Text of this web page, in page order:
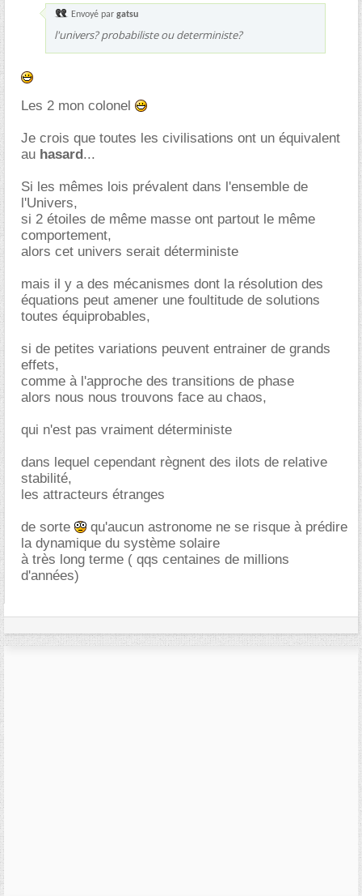
Envoyé par gatsu
l'univers? probabiliste ou deterministe?
Les 2 mon colonel
Je crois que toutes les civilisations ont un équivalent
au hasard...
Si les mêmes lois prévalent dans l'ensemble de
l'Univers,
si 2 étoiles de même masse ont partout le même
comportement,
alors cet univers serait déterministe
mais il y a des mécanismes dont la résolution des
équations peut amener une foultitude de solutions
toutes équiprobables,
si de petites variations peuvent entrainer de grands
effets,
comme à l'approche des transitions de phase
alors nous nous trouvons face au chaos,
qui n'est pas vraiment déterministe
dans lequel cependant règnent des ilots de relative
stabilité,
les attracteurs étranges
de sorte
qu'aucun astronome ne se risque à prédire
la dynamique du système solaire
à très long terme ( qqs centaines de millions
d'années)